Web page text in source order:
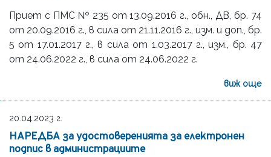
Приет с ПМС № 235 от 13.09.2016 г., обн., ДВ, бр. 74
от 20.09.2016 г., в сила от 21.11.2016 г., изм. и доп., бр.
5 от 17.01.2017 г., в сила от 1.03.2017 г., изм., бр. 47
от 24.06.2022 г., в сила от 24.06.2022 г.
виж още
20.04.2023 г.
НАРЕДБА за удостоверенията за електронен
подпис в администрациите